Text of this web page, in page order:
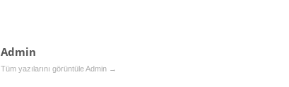
Admin
Tüm yazılarını görüntüle Admin →